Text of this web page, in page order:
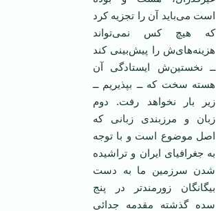
است می‌باید آن را تجزیه کرد
که‌ هیچ کس نمی‌تواند
هزینه‌های‌ش را پیش‌بینی کند
ــ نخستین‌ش ایستادگی آن
هسته سخت که ــ بپذیریم ــ
زیر بار نخواهد رفت. دوم
زبان و مرزبندی زبانی که
اصل موضوع است و با توجه
به جغرافیای ایران و تراشیده
شدن سرزمین ما به دست
بیگانگان زورمندتر در پنج
سده گذشته مقدمه جدائی